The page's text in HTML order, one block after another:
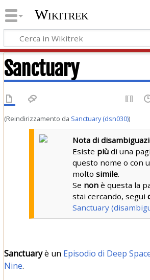
Wikitrek
Sanctuary
(Reindirizzamento da Sanctuary (dsn030))
Nota di
Esiste più di una
questo nome o con
moltosimile.
Se non è questa la
stai cercando, segui
Sanctuary
Sanctuaryè un Episodio di Deep
Nine.